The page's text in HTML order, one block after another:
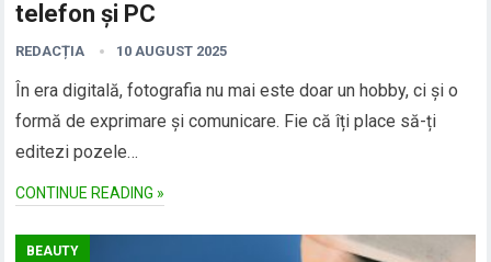
telefon și PC
REDACȚIA 10 AUGUST 2025
În era digitală, fotografia nu mai este doar un hobby, ci și o
formă de exprimare și comunicare. Fie că îți place să-ți
editezi pozele…
CONTINUE READING »
BEAUTY